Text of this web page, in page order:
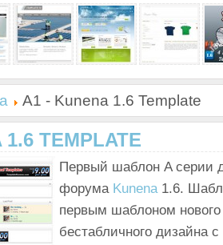
A1 - Kunena 1.6 Template
1.6 TEMPLATE
Первый шаблон A серии
форума Kunena1.6.
первым шаблоном нового
бестабличного дизайна